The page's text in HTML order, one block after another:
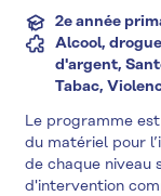
2e année
Alcool,
d'argent,
Tabac,
Le programme
du matériel pour
de chaque niveau
d'intervention